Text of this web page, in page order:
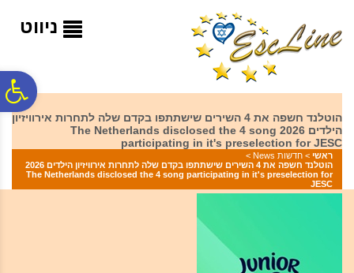
המרכזי
ניווט
הוטלנד חשפה את 4 השירים שישתתפו בקדם שלה לתחרות אירוויזיון
הילדים 2026 The Netherlands disclosed the 4 song
participating in it's preselection for JESC
ראשי > חדשות News
>
הוטלנד חשפה את 4 השירים שישתתפו בקדם שלה לתחרות אירוויזיון הילדים 2026
The Netherlands disclosed the 4 song participating in it's preselection for
JESC